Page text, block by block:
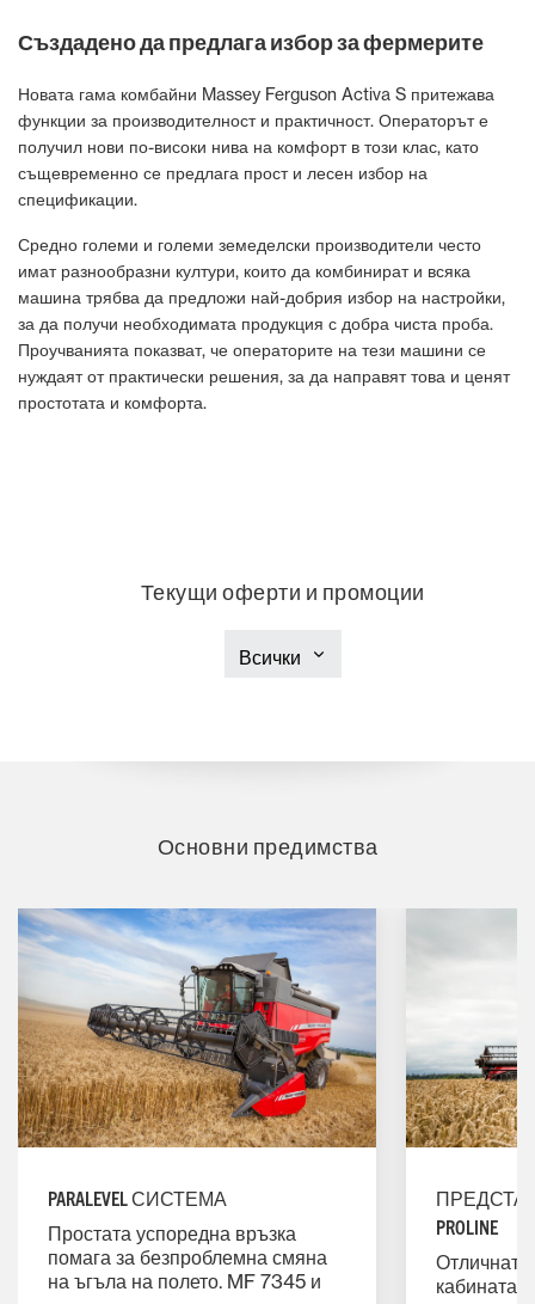
Създадено да предлага избор за фермерите
Новата гама комбайни Massey Ferguson Activa S притежава
функции за производителност и практичност. Операторът е
получил нови по-високи нива на комфорт в този клас, като
същевременно се предлага прост и лесен избор на
спецификации.
Средно големи и големи земеделски производители често
имат разнообразни култури, които да комбинират и всяка
машина трябва да предложи най-добрия избор на настройки,
за да получи необходимата продукция с добра чиста проба.
Проучванията показват, че операторите на тези машини се
нуждаят от практически решения, за да направят това и ценят
простотата и комфорта.
Текущи оферти и промоции
Основни предимства
PARALEVEL СИСТЕМА
Простата успоредна връзка
помага за безпроблемна смяна
на ъгъла на полето. MF 7345 и
PROLINE
Отличната
кабината